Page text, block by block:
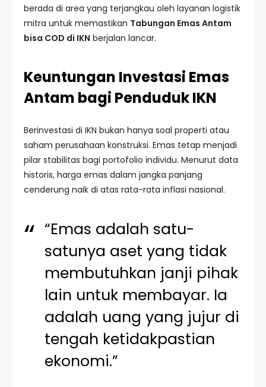
berada di area yang terjangkau oleh layanan logistik
mitra untuk memastikan Tabungan Emas Antam
bisa COD di IKN berjalan lancar.
Keuntungan Investasi Emas
Antam bagi Penduduk IKN
Berinvestasi di IKN bukan hanya soal properti atau
saham perusahaan konstruksi. Emas tetap menjadi
pilar stabilitas bagi portofolio individu. Menurut data
historis, harga emas dalam jangka panjang
cenderung naik di atas rata-rata inflasi nasional.
“Emas adalah satu-
satunya aset yang tidak
membutuhkan janji pihak
lain untuk membayar. Ia
adalah uang yang jujur di
tengah ketidakpastian
ekonomi.”